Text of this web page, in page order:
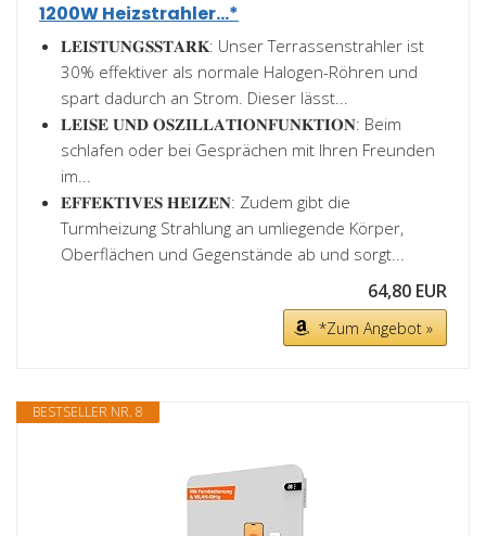
1200W Heizstrahler...*
𝐋𝐄𝐈𝐒𝐓𝐔𝐍𝐆𝐒𝐒𝐓𝐀𝐑𝐊: Unser Terrassenstrahler ist
30% effektiver als normale Halogen-Röhren und
spart dadurch an Strom. Dieser lässt...
𝐋𝐄𝐈𝐒𝐄 𝐔𝐍𝐃 𝐎𝐒𝐙𝐈𝐋𝐋𝐀𝐓𝐈𝐎𝐍𝐅𝐔𝐍𝐊𝐓𝐈𝐎𝐍: Beim
schlafen oder bei Gesprächen mit Ihren Freunden
im...
𝐄𝐅𝐅𝐄𝐊𝐓𝐈𝐕𝐄𝐒 𝐇𝐄𝐈𝐙𝐄𝐍: Zudem gibt die
Turmheizung Strahlung an umliegende Körper,
Oberflächen und Gegenstände ab und sorgt...
64,80 EUR
*Zum Angebot »
BESTSELLER NR. 8